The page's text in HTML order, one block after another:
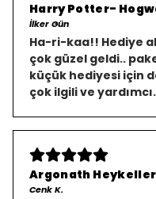
Harry Potter-
İlker Gün
Ha-ri-kaa!! Hediye
çok güzel geldi..
küçük hediyesi için
çok ilgili ve yardımcı.
Argonath
Cenk K.